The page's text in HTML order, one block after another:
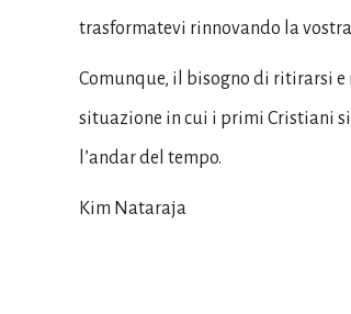
trasformatevi rinnovando la vostra
Comunque, il bisogno di ritirarsi
situazione in cui i primi Cristiani si
l’andar del tempo.
Kim Nataraja